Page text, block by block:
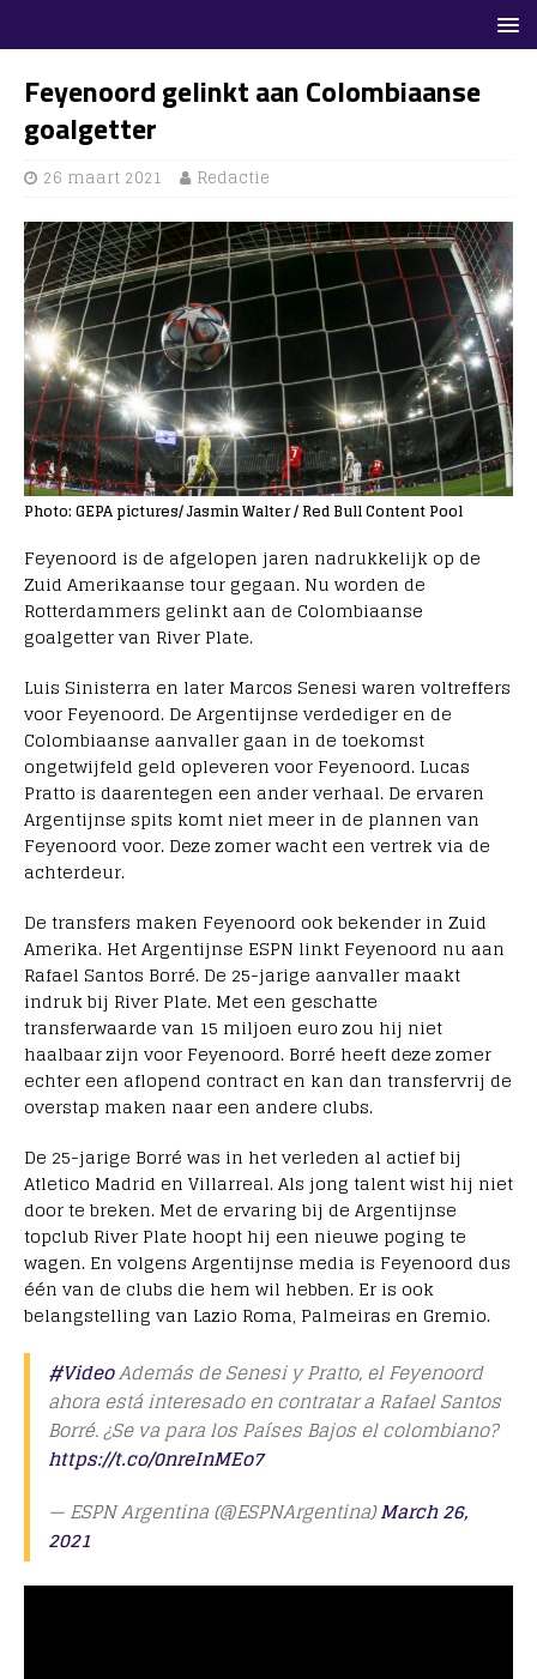
Feyenoord gelinkt aan Colombiaanse
goalgetter
26 maart 2021 Redactie
Photo: GEPA pictures/ Jasmin Walter / Red Bull Content Pool
Feyenoord is de afgelopen jaren nadrukkelijk op de
Zuid Amerikaanse tour gegaan. Nu worden de
Rotterdammers gelinkt aan de Colombiaanse
goalgetter van River Plate.
Luis Sinisterra en later Marcos Senesi waren voltreffers
voor Feyenoord. De Argentijnse verdediger en de
Colombiaanse aanvaller gaan in de toekomst
ongetwijfeld geld opleveren voor Feyenoord. Lucas
Pratto is daarentegen een ander verhaal. De ervaren
Argentijnse spits komt niet meer in de plannen van
Feyenoord voor. Deze zomer wacht een vertrek via de
achterdeur.
De transfers maken Feyenoord ook bekender in Zuid
Amerika. Het Argentijnse ESPN linkt Feyenoord nu aan
Rafael Santos Borré. De 25-jarige aanvaller maakt
indruk bij River Plate. Met een geschatte
transferwaarde van 15 miljoen euro zou hij niet
haalbaar zijn voor Feyenoord. Borré heeft deze zomer
echter een aflopend contract en kan dan transfervrij de
overstap maken naar een andere clubs.
De 25-jarige Borré was in het verleden al actief bij
Atletico Madrid en Villarreal. Als jong talent wist hij niet
door te breken. Met de ervaring bij de Argentijnse
topclub River Plate hoopt hij een nieuwe poging te
wagen. En volgens Argentijnse media is Feyenoord dus
één van de clubs die hem wil hebben. Er is ook
belangstelling van Lazio Roma, Palmeiras en Gremio.
#VideoAdemás de Senesi y Pratto, el Feyenoord
ahora está interesado en contratar a Rafael Santos
Borré. ¿Se va para los Países Bajos el colombiano?
https://t.co/0nreInMEo7
— ESPN Argentina (@ESPNArgentina)March 26,
2021